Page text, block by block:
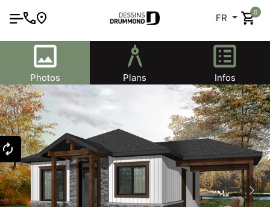
FR
0
Photos Plans Infos